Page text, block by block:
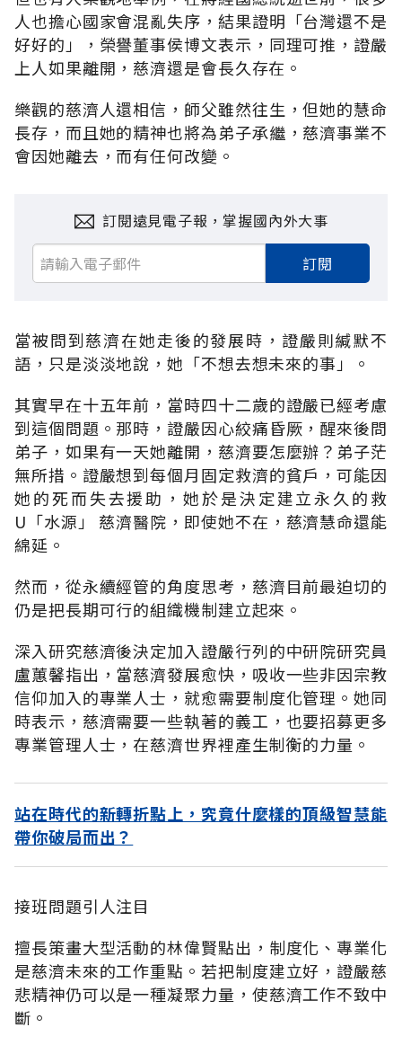
人也擔心國家會混亂失序，結果證明「台灣還不是
好好的」，榮譽董事侯博文表示，同理可推，證嚴
上人如果離開，慈濟還是會長久存在。
樂觀的慈濟人還相信，師父雖然往生，但她的慧命
長存，而且她的精神也將為弟子承繼，慈濟事業不
會因她離去，而有任何改變。
訂閱遠見電子報，掌握國內外大事
訂閱
當被問到慈濟在她走後的發展時，證嚴則緘默不
語，只是淡淡地說，她「不想去想未來的事」。
其實早在十五年前，當時四十二歲的證嚴已經考慮
到這個問題。那時，證嚴因心絞痛昏厥，醒來後問
弟子，如果有一天她離開，慈濟要怎麼辦？弟子茫
無所措。證嚴想到每個月固定救濟的貧戶，可能因
她的死而失去援助，她於是決定建立永久的救
U「水源」 慈濟醫院，即使她不在，慈濟慧命還能
綿延。
然而，從永續經管的角度思考，慈濟目前最迫切的
仍是把長期可行的組織機制建立起來。
深入研究慈濟後決定加入證嚴行列的中研院研究員
盧蕙馨指出，當慈濟發展愈快，吸收一些非因宗教
信仰加入的專業人士，就愈需要制度化管理。她同
時表示，慈濟需要一些執著的義工，也要招募更多
專業管理人士，在慈濟世界裡產生制衡的力量。
站在時代的新轉折點上，究竟什麼樣的頂級智慧能
帶你破局而出？
接班問題引人注目
擅長策畫大型活動的林偉賢點出，制度化、專業化
是慈濟未來的工作重點。若把制度建立好，證嚴慈
悲精神仍可以是一種凝聚力量，使慈濟工作不致中
斷。